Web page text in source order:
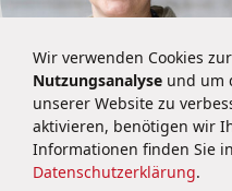
PUBLIC RELATIONS
Dr. Stephanie Konle
Wir verwenden Cookies zur
Nutzungsanalyse und um
unserer Website zu
aktivieren, benötigen wir
Informationen finden Sie
Datenschutzerklärung.